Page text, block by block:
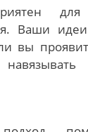
Ваши
вы